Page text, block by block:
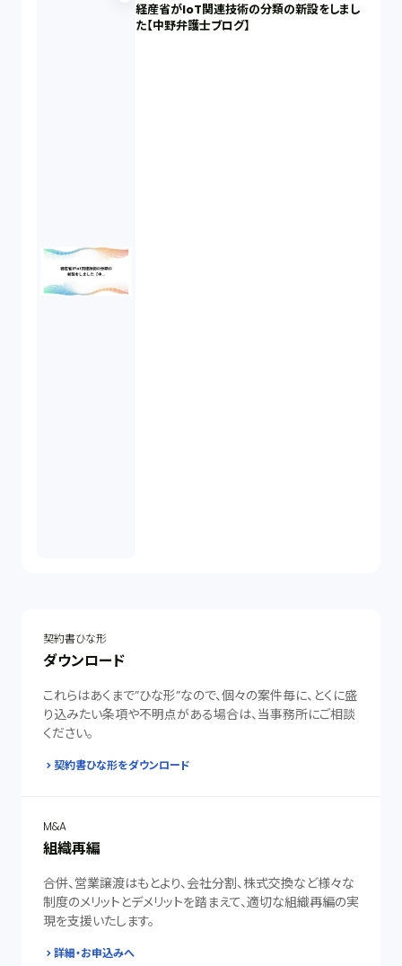
経産省がIoT関連技術の分類の新設をしまし
た【中野弁護士ブログ】
契約書ひな形
ダウンロード
これらはあくまで”ひな形”なので、個々の案件毎に、とくに盛
り込みたい条項や不明点がある場合は、当事務所にご相談
ください。
契約書ひな形をダウンロード
M&A
組織再編
合併、営業譲渡はもとより、会社分割、株式交換など様々な
制度のメリットとデメリットを踏まえて、適切な組織再編の実
現を支援いたします。
詳細・お申込みへ